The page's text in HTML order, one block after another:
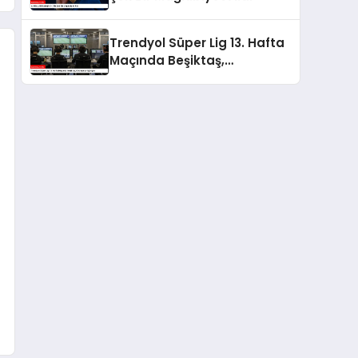
Trendyol Süper Lig 13. Hafta
Maçında Beşiktaş,